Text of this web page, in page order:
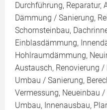
Durchführung, Reparatur,
Dämmung / Sanierung,
Schornsteinbau,
Einblasdämmung,
Hohlraumdämmung,
Austausch, Renovierung
Umbau / Sanierung,
Vermessung, Neueinbau
Umbau, Innenausbau,